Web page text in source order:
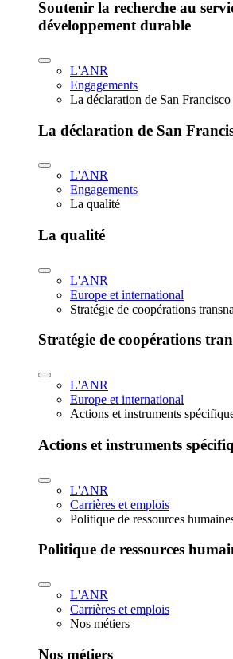
Soutenir la recherche au
développement durable
L'ANR
Engagements
La déclaration de San Francisco
La déclaration de San
L'ANR
Engagements
La qualité
La qualité
L'ANR
Europe et international
Stratégie de coopérations
Stratégie de coopérations
L'ANR
Europe et international
Actions et instruments
Actions et instruments
L'ANR
Carrières et emplois
Politique de ressources
Politique de ressources
L'ANR
Carrières et emplois
Nos métiers
Nos métiers